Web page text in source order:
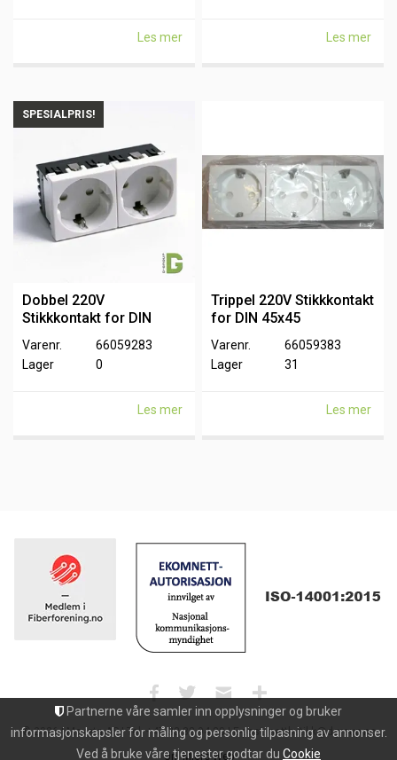
Partnerne våre samler inn opplysninger og bruker
informasjonskapsler for måling og personlig tilpasning av annonser.
Ved å bruke våre tjenester godtar du Cookie
Les mer Les mer
SPESIALPRIS!
Dobbel 220V
Stikkkontakt for DIN
45x45
Varenr.
66059283
Lager
0
Les mer
Trippel 220V Stikkkontakt
for DIN 45x45
Varenr.
66059383
Lager
31
Les mer
© 2026 | Maxeta AS | Tel: +47 33 32 94 30 | E-post: nettbutikk@dgroup.no
Uni Micro Web